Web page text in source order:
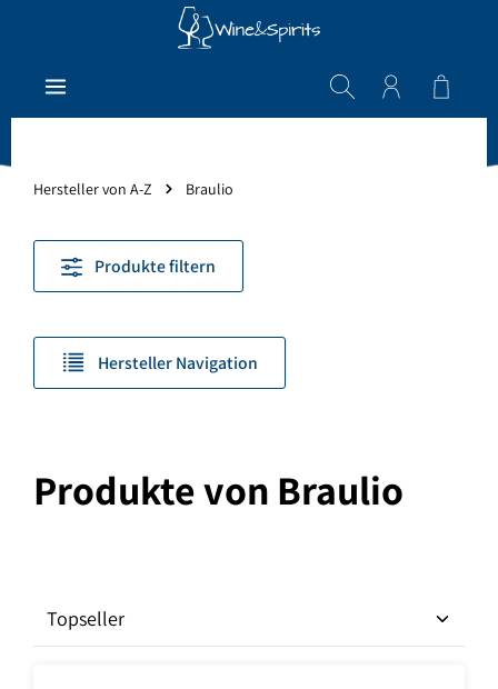
Zum Hauptinhalt springen
Hersteller von A-Z Braulio
Produkte filtern
Hersteller Navigation
Produkte von Braulio